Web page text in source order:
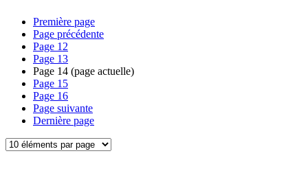
Première page
Page précédente
Page 12
Page 13
Page 14 (page actuelle)
Page 15
Page 16
Page suivante
Dernière page